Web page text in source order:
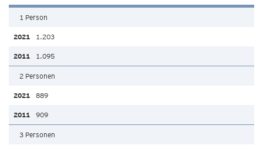
1 Person
1.203
1.095
2 Personen
889
909
3 Personen